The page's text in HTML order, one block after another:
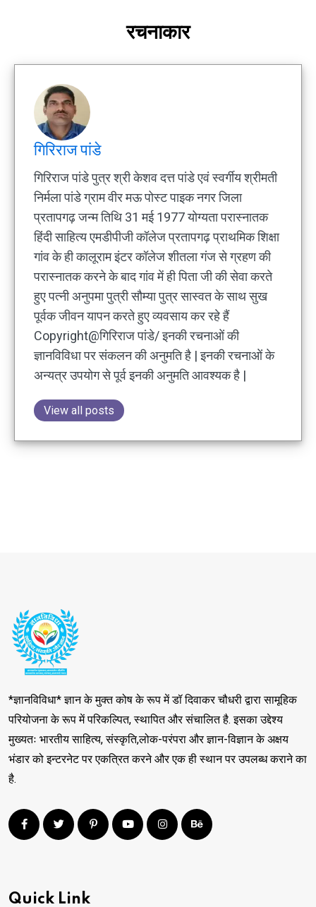
रचनाकार
गिरिराज पांडे
गिरिराज पांडे पुत्र श्री केशव दत्त पांडे एवं स्वर्गीय श्रीमती
निर्मला पांडे ग्राम वीर मऊ पोस्ट पाइक नगर जिला
प्रतापगढ़ जन्म तिथि 31 मई 1977 योग्यता परास्नातक
हिंदी साहित्य एमडीपीजी कॉलेज प्रतापगढ़ प्राथमिक शिक्षा
गांव के ही कालूराम इंटर कॉलेज शीतला गंज से ग्रहण की
परास्नातक करने के बाद गांव में ही पिता जी की सेवा करते
हुए पत्नी अनुपमा पुत्री सौम्या पुत्र सास्वत के साथ सुख
पूर्वक जीवन यापन करते हुए व्यवसाय कर रहे हैं
Copyright@गिरिराज पांडे/ इनकी रचनाओं की
ज्ञानविविधा पर संकलन की अनुमति है | इनकी रचनाओं के
अन्यत्र उपयोग से पूर्व इनकी अनुमति आवश्यक है |
View all posts
*ज्ञानविविधा* ज्ञान के मुक्त कोष के रूप में डॉ दिवाकर चौधरी द्वारा सामूहिक
परियोजना के रूप में परिकल्पित, स्थापित और संचालित है. इसका उद्देश्य
मुख्यतः भारतीय साहित्य, संस्कृति,लोक-परंपरा और ज्ञान-विज्ञान के अक्षय
भंडार को इन्टरनेट पर एकत्रित करने और एक ही स्थान पर उपलब्ध कराने का
है.
Quick Link